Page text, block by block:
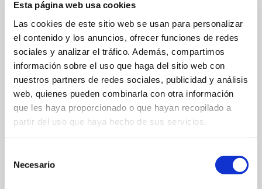
Esta página web usa cookies
Las cookies de este sitio web se usan para personalizar
el contenido y los anuncios, ofrecer funciones de redes
sociales y analizar el tráfico. Además, compartimos
información sobre el uso que haga del sitio web con
nuestros partners de redes sociales, publicidad y análisis
web, quienes pueden combinarla con otra información
que les haya proporcionado o que hayan recopilado a
partir del uso que haya hecho de sus servicios.
Necesario
genio florentino.
DETALLES
Horario
Lunes: cerrado
Martes - Sábado: 10:00 - 13:30 / 16:00 -
20:00